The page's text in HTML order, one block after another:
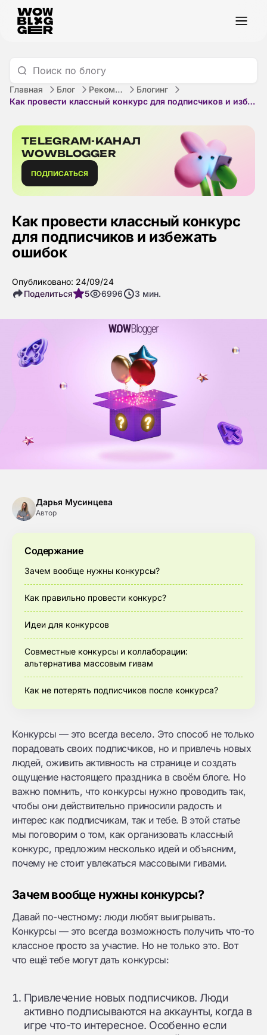
Главная Блог Рекомендации
Блогинг
Как провести классный конкурс для подписчиков и избежать ошибок
TELEGRAM-КАНАЛ
WOWBLOGGER
ПОДПИСАТЬСЯ
Как провести классный конкурс
для подписчиков и избежать
ошибок
Опубликовано: 24/09/24
Поделиться
5 6996 3 мин.
Дарья Мусинцева
Автор
Содержание
Зачем вообще нужны конкурсы?
Как правильно провести конкурс?
Идеи для конкурсов
Совместные конкурсы и коллаборации:
альтернатива массовым гивам
Как не потерять подписчиков после конкурса?
Конкурсы — это всегда весело. Это способ не только
порадовать своих подписчиков, но и привлечь новых
людей, оживить активность на странице и создать
ощущение настоящего праздника в своём блоге. Но
важно помнить, что конкурсы нужно проводить так,
чтобы они действительно приносили радость и
интерес как подписчикам, так и тебе. В этой статье
мы поговорим о том, как организовать классный
конкурс, предложим несколько идей и объясним,
почему не стоит увлекаться массовыми гивами.
Зачем вообще нужны конкурсы?
Давай по-честному: люди любят выигрывать.
Конкурсы — это всегда возможность получить что-то
классное просто за участие. Но не только это. Вот
что ещё тебе могут дать конкурсы:
Привлечение новых подписчиков. Люди
активно подписываются на аккаунты, когда в
игре что-то интересное. Особенно если